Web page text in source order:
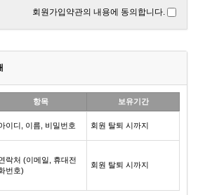
회원가입약관의 내용에 동의합니다.
항목 보유기간
이디, 이름, 비밀번호 회원 탈퇴 시까지
락처 (이메일, 휴대전
번호)
회원 탈퇴 시까지